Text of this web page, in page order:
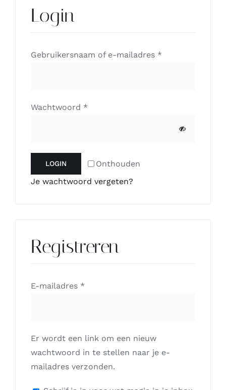
Zoeken
Login
Gebruikersnaam of e-mailadres *
Wachtwoord *
Onthouden
LOGIN
Je wachtwoord vergeten?
Registreren
E-mailadres *
Er wordt een link om een nieuw
wachtwoord in te stellen naar je e-
mailadres verzonden.